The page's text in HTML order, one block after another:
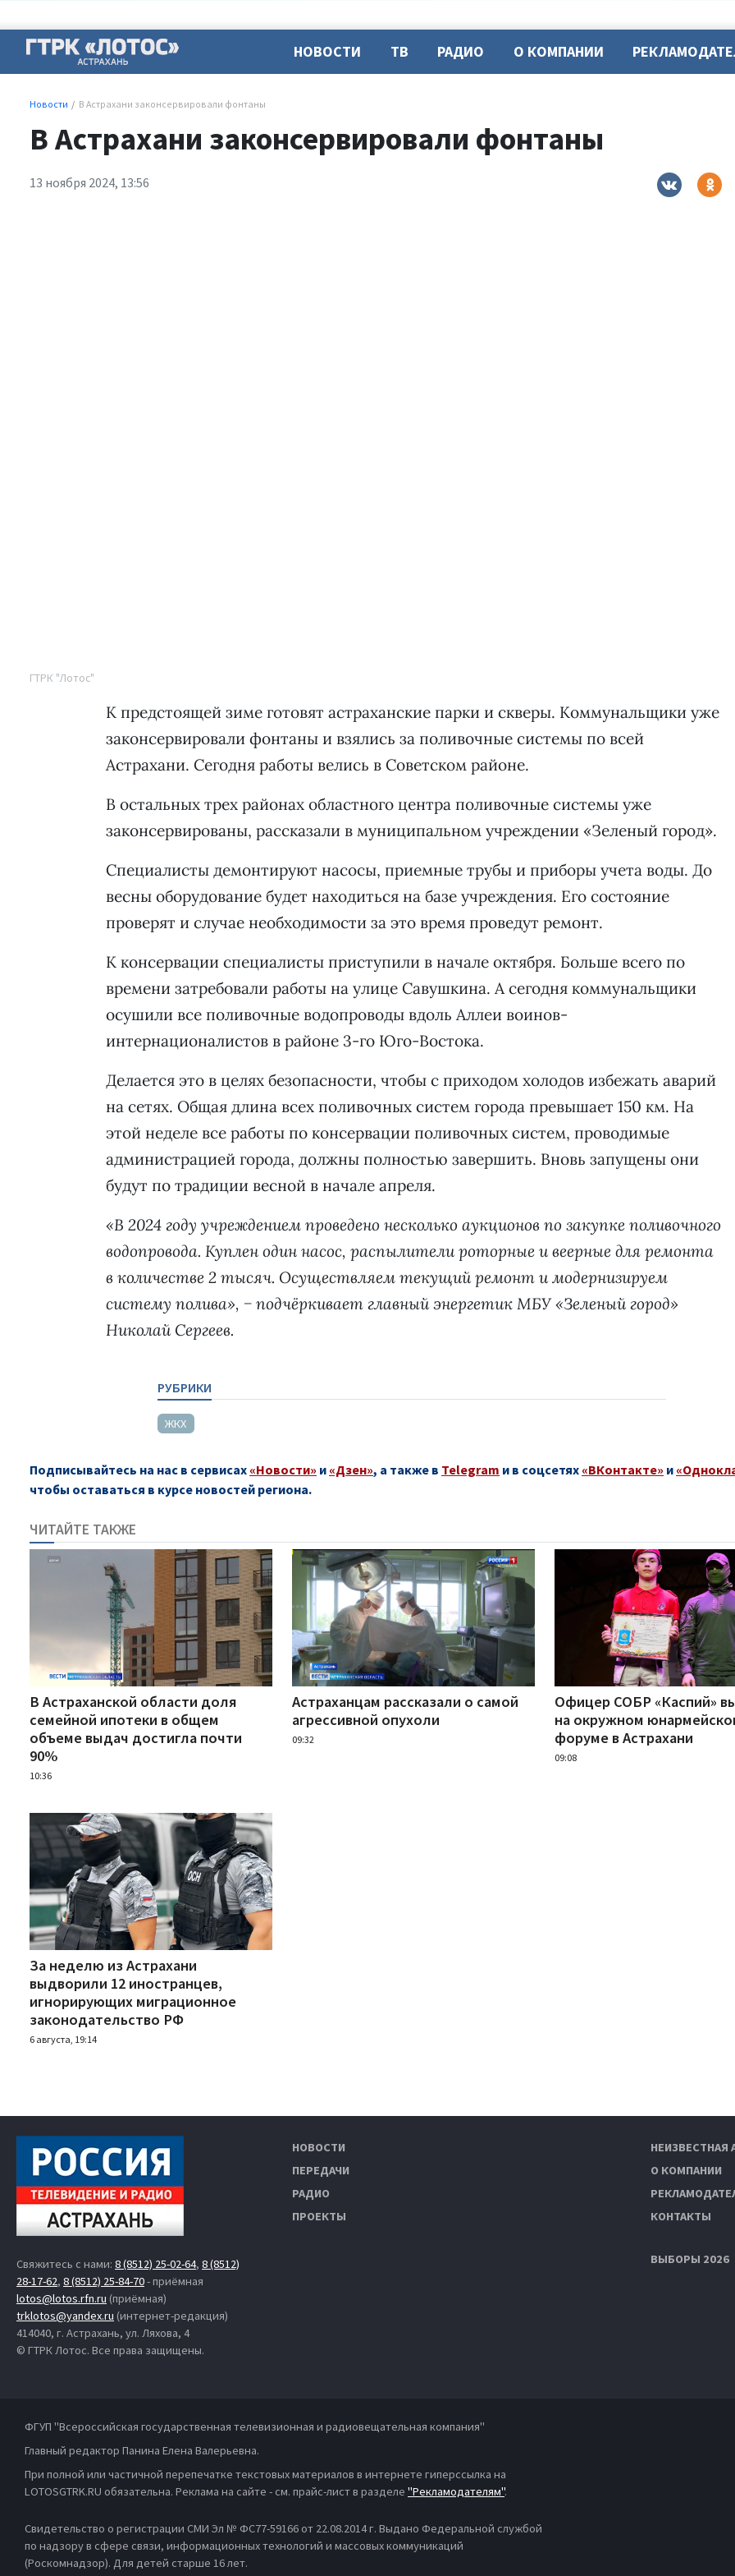
НОВОСТИ ТВ РАДИО О КОМПАНИИ
Новости В Астрахани законсервировали фонтаны
В Астрахани законсервировали фонтаны
13 ноября 2024, 13:56
ГТРК "Лотос"
К предстоящей зиме готовят астраханские парки и скверы. Коммунальщики уже
законсервировали фонтаны и взялись за поливочные системы по всей
Астрахани. Сегодня работы велись в Советском районе.
В остальных трех районах областного центра поливочные системы уже
законсервированы, рассказали в муниципальном учреждении «Зеленый город».
Специалисты демонтируют насосы, приемные трубы и приборы учета воды. До
весны оборудование будет находиться на базе учреждения. Его состояние
проверят и случае необходимости за это время проведут ремонт.
К консервации специалисты приступили в начале октября. Больше всего по
времени затребовали работы на улице Савушкина. А сегодня коммунальщики
осушили все поливочные водопроводы вдоль Аллеи воинов-
интернационалистов в районе 3-го Юго-Востока.
Делается это в целях безопасности, чтобы с приходом холодов избежать аварий
на сетях. Общая длина всех поливочных систем города превышает 150 км. На
этой неделе все работы по консервации поливочных систем, проводимые
администрацией города, должны полностью завершить. Вновь запущены они
будут по традиции весной в начале апреля.
«В 2024 году учреждением проведено несколько аукционов по закупке поливочного
водопровода. Куплен один насос, распылители роторные и веерные для ремонта
в количестве 2 тысяч. Осуществляем текущий ремонт и модернизируем
систему полива», − подчёркивает главный энергетик МБУ «Зеленый город»
Николай Сергеев.
РУБРИКИ
ЖКХ
Подписывайтесь на нас в сервисах «Новости» и «Дзен», а также в Telegram и в соцсетях «ВКонтакте» и
чтобы оставаться в курсе новостей региона.
ЧИТАЙТЕ ТАКЖЕ
В Астраханской области доля
семейной ипотеки в общем
объеме выдач достигла почти
90%
10:36
Астраханцам рассказали о самой
агрессивной опухоли
09:32
Офицер СОБР «Каспий»
на окружном
форуме в Астрахани
09:08
За неделю из Астрахани
выдворили 12 иностранцев,
игнорирующих миграционное
законодательство РФ
6 августа, 19:14
Свяжитесь с нами: 8 (8512) 25-02-64, 8 (8512)
28-17-62, 8 (8512) 25-84-70- приёмная
lotos@lotos.rfn.ru (приёмная)
trklotos@yandex.ru (интернет-редакция)
414040, г. Астрахань, ул. Ляхова, 4
© ГТРК Лотос. Все права защищены.
НОВОСТИ
ПЕРЕДАЧИ
РАДИО
ПРОЕКТЫ
НЕИЗВЕСТНАЯ
О КОМПАНИИ
КОНТАКТЫ
ВЫБОРЫ 2026
ФГУП "Всероссийская государственная телевизионная и радиовещательная компания"
Главный редактор Панина Елена Валерьевна.
При полной или частичной перепечатке текстовых материалов в интернете гиперссылка на
LOTOSGTRK.RU обязательна. Реклама на сайте - см. прайс-лист в разделе "Рекламодателям".
Свидетельство о регистрации СМИ Эл № ФС77-59166 от 22.08.2014 г. Выдано Федеральной службой
по надзору в сфере связи, информационных технологий и массовых коммуникаций
(Роскомнадзор). Для детей старше 16 лет.